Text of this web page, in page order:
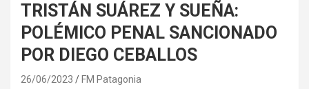
TRISTÁN SUÁREZ Y SUEÑA:
POLÉMICO PENAL SANCIONADO
POR DIEGO CEBALLOS
26/06/2023 FM Patagonia